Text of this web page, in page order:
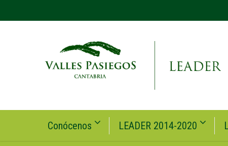
Conócenos LEADER 2014-2020